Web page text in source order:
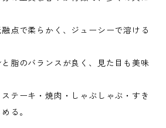
点で柔らかく、ジューシーで溶ける
脂のバランスが良く、見た目も美味
テーキ・焼肉・しゃぶしゃぶ・すき
る。